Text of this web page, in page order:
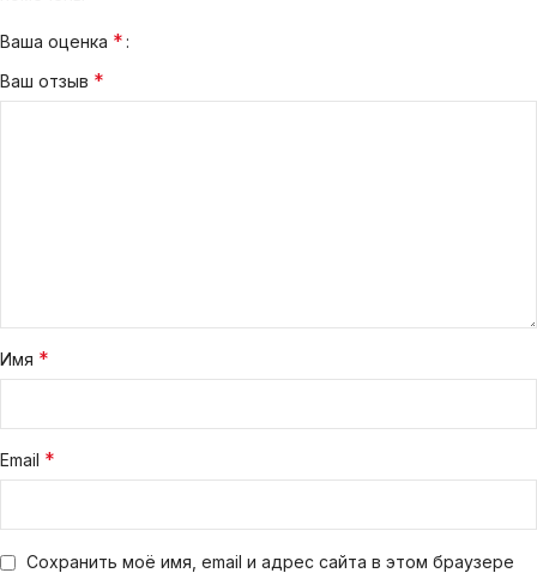
Ваша оценка *
Ваш отзыв *
Имя *
Email *
Сохранить моё имя, email и адрес сайта в этом браузере